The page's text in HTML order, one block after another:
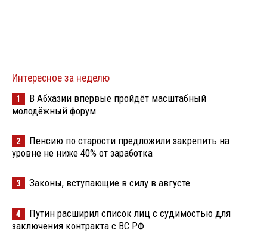
Интересное за неделю
1
В Абхазии впервые пройдёт масштабный
молодёжный форум
2
Пенсию по старости предложили закрепить на
уровне не ниже 40% от заработка
3 Законы, вступающие в силу в августе
4
Путин расширил список лиц с судимостью для
заключения контракта с ВС РФ